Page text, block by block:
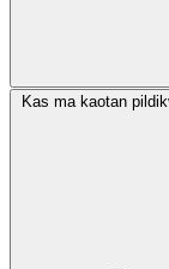
Kas ma kaotan